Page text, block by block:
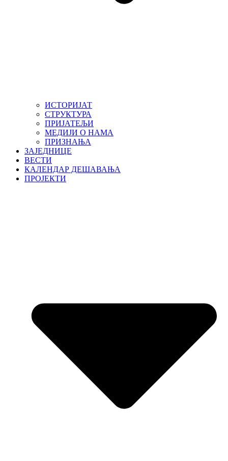
ИСТОРИЈАТ
СТРУКТУРА
ПРИЈАТЕЉИ
МЕДИЈИ О НАМА
ПРИЗНАЊА
ЗАЈЕДНИЦЕ
ВЕСТИ
КАЛЕНДАР ДЕШАВАЊА
ПРОЈЕКТИ